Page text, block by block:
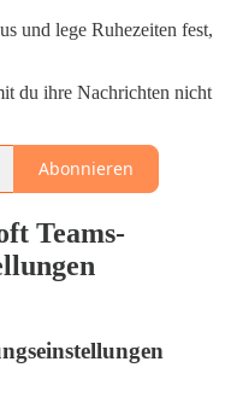
und lege Ruhezeiten fest,
du ihre Nachrichten nicht
Abonnieren
Teams-